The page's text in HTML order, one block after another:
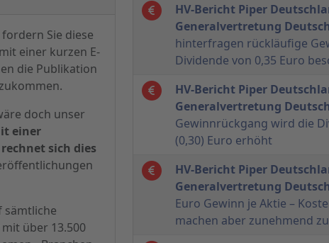
Sie diese
mit einer kurzen E-
die Publikation
doch unser
einer
sich dies
sämtliche
über 13.500
HV-Bericht Piper
Generalvertretung
hinterfragen rückläufige
Dividende von 0,35 Euro
HV-Bericht Piper
Generalvertretung
Gewinnrückgang wird die
(0,30) Euro erhöht
HV-Bericht Piper
Generalvertretung
Euro Gewinn je Aktie –
machen aber zunehmend